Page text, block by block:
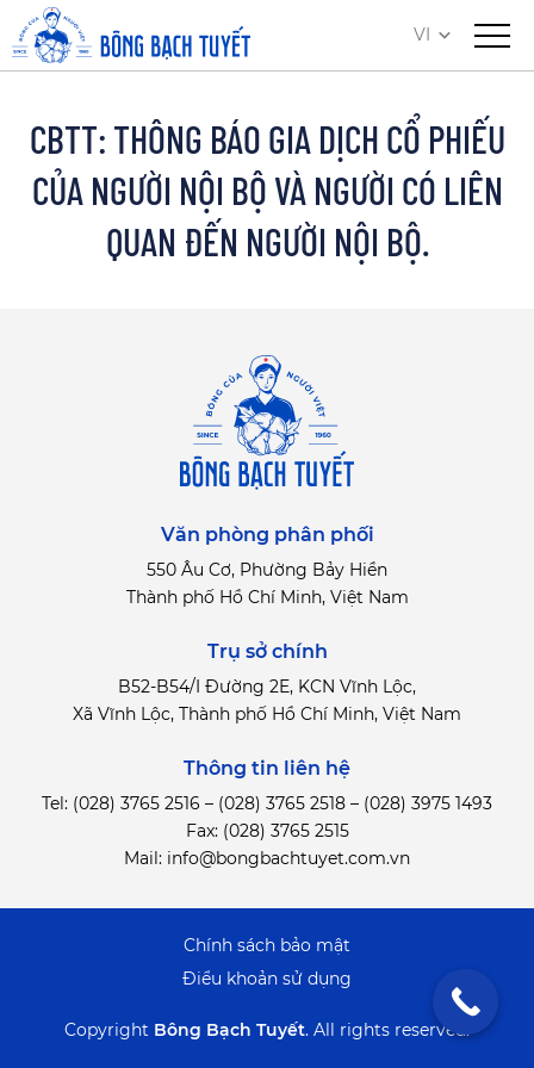
VI
CBTT: THÔNG BÁO GIA DỊCH CỔ PHIẾU
CỦA NGƯỜI NỘI BỘ VÀ NGƯỜI CÓ LIÊN
QUAN ĐẾN NGƯỜI NỘI BỘ.
Văn phòng phân phối
550 Âu Cơ, Phường Bảy Hiền
Thành phố Hồ Chí Minh, Việt Nam
Trụ sở chính
B52-B54/I Đường 2E, KCN Vĩnh Lộc,
Xã Vĩnh Lộc, Thành phố Hồ Chí Minh, Việt Nam
Thông tin liên hệ
Tel: (028) 3765 2516 – (028) 3765 2518 – (028) 3975 1493
Fax: (028) 3765 2515
Mail: info@bongbachtuyet.com.vn
Copyright Bông Bạch Tuyết. All rights reserved.
Điểu khoản sử dụng
Chính sách bảo mật